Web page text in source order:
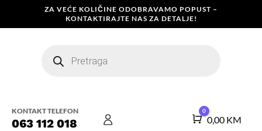
ZA VEĆE KOLIČINE ODOBRAVAMO POPUST –
KONTAKTIRAJTE NAS ZA DETALJE!
search
KONTAKT TELEFON
063 112 018 Košarica
0
0,00 KM